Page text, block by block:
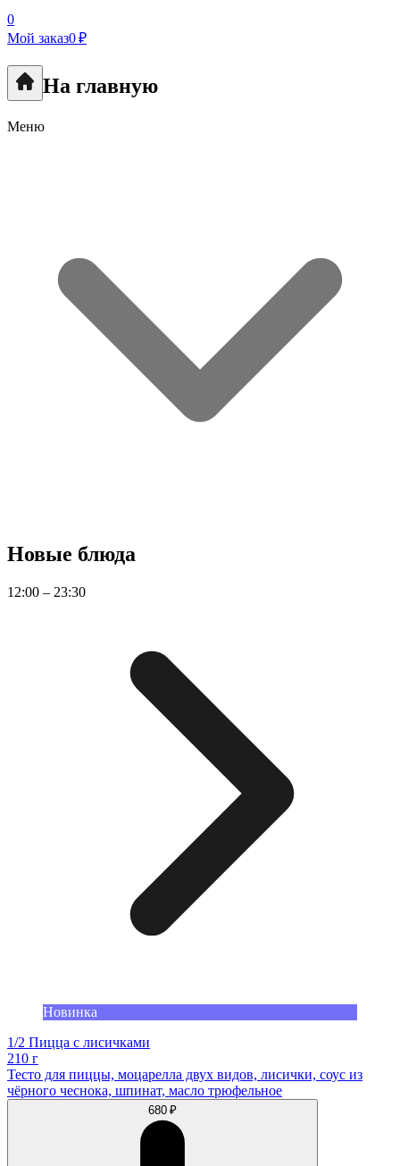
0
Мой заказ0 ₽
На главную
Меню
Новые блюда
12:00 – 23:30
Новинка
1/2 Пицца с лисичками
210 г
Тесто для пиццы, моцарелла двух видов, лисички, соус из
чёрного чеснока, шпинат, масло трюфельное
680 ₽